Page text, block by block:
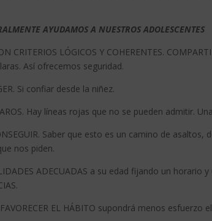
AYUDAMOS A NUESTROS ADOLESCENTES
CRITERIOS LÓGICOS Y COHERENTES.
Así ofrecemos seguridad.
Si confiar desde la niñez.
Hay líneas rojas que no se pueden admitir.
Saber que esto es un camino de
nos piden.
ADECUADAS a su edad fijando un horario
FAVORECER EL HÁBITO supondrá menos esfuerzo